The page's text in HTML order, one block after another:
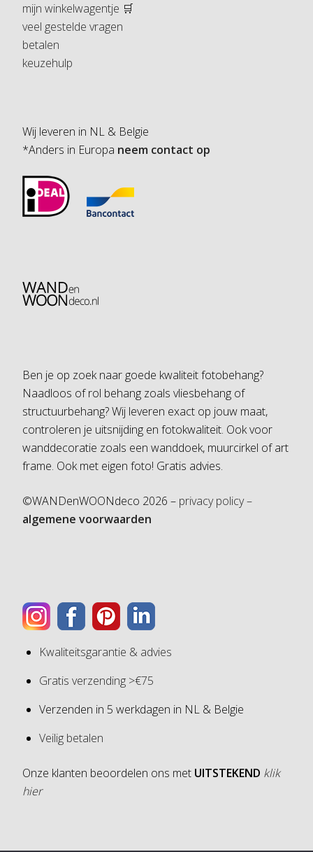
mijn winkelwagentje 🛒
veel gestelde vragen
betalen
keuzehulp
Wij leveren in NL & Belgie
*Anders in Europa neem contact op
Ben je op zoek naar goede kwaliteit fotobehang?
Naadloos of rol behang zoals vliesbehang of
structuurbehang? Wij leveren exact op jouw maat,
controleren je uitsnijding en fotokwaliteit. Ook voor
wanddecoratie zoals een wanddoek, muurcirkel of art
frame. Ook met eigen foto! Gratis advies.
©WANDenWOONdeco 2026 – privacy policy –
algemene voorwaarden
Kwaliteitsgarantie & advies
Gratis verzending >€75
Verzenden in 5 werkdagen in NL & Belgie
Veilig betalen
Onze klanten beoordelen ons met UITSTEKEND klik
hier